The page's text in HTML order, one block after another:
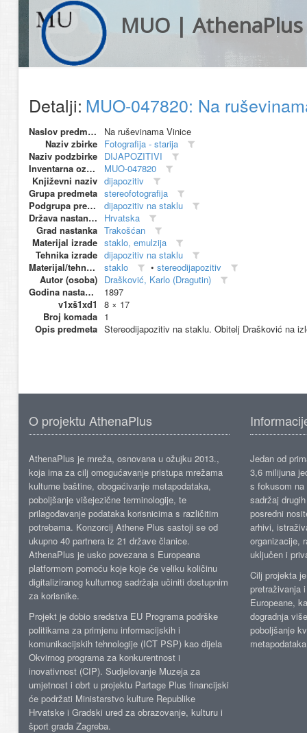
MUO | AthenaPlus
Detalji: MUO-047820: Na
Naslov predmeta
Na ruševinama Vinice
Naziv zbirke Fotografija - starija
Naziv podzbirke DIJAPOZITIVI
Inventarna oznaka
MUO-047820
Književni naziv dijapozitiv
Grupa predmeta stereofotografija
Podgrupa predmeta
dijapozitiv na staklu
Država nastanka
Hrvatska
Grad nastanka Trakošćan
Materijal izrade staklo, emulzija
Tehnika izrade dijapozitiv na staklu
Materijal/tehnika
staklo • stereodijapozitiv
Autor (osoba) Drašković, Karlo (Dragutin)
Godina nastanka
1897
v1xš1xd1
8 × 17
Broj komada 1
Opis predmeta Stereodijapozitiv na staklu. Obitelj Drašković na
O projektu AthenaPlus
AthenaPlus je mreža, osnovana u ožujku 2013.,
koja ima za cilj omogućavanje pristupa mrežama
kulturne baštine, obogaćivanje metapodataka,
poboljšanje višejezične terminologije, te
prilagođavanje podataka korisnicima s različitim
potrebama. Konzorcij Athene Plus sastoji se od
ukupno 40 partnera iz 21 države članice.
AthenaPlus je usko povezana s Europeana
platformom pomoću koje koje će veliku količinu
digitaliziranog kulturnog sadržaja učiniti dostupnim
za korisnike.
Projekt je dobio sredstva EU Programa podrške
politikama za primjenu informacijskih i
komunikacijskih tehnologije (ICT PSP) kao dijela
Okvirnog programa za konkurentnost i
inovativnost (CIP). Sudjelovanje Muzeja za
umjetnost i obrt u projektu Partage Plus financijski
će podržati Ministarstvo kulture Republike
Hrvatske i Gradski ured za obrazovanje, kulturu i
šport grada Zagreba.
Jedan od
3,6 milijuna
s fokusom
sadržaj
posredni
arhivi,
organizacije,
uključen i
Cilj projekta
pretraživanja
Europeane,
dogradnja
poboljšanje